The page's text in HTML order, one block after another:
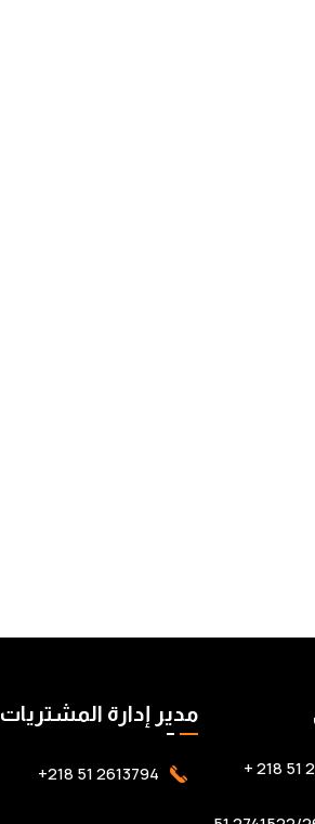
مدير إدارة المشتريات
2613794 51 218+